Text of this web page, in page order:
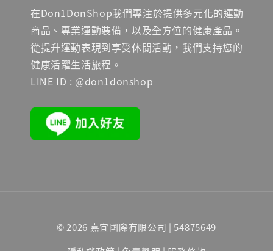
在Don1DonShop我們專注於提供多元化的運動
商品、專業運動裝備，以及全方位的健康產品。
從提升運動表現到享受休閒活動，我們支持您的
健康活躍生活旅程。
LINE ID : @don1donshop
© 2026 嘉宜國際有限公司 | 54875649